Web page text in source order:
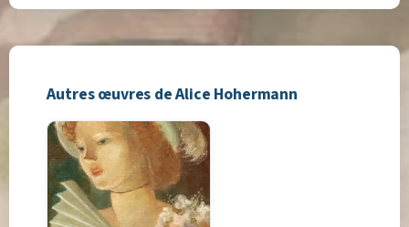
Autres œuvres de Alice Hohermann